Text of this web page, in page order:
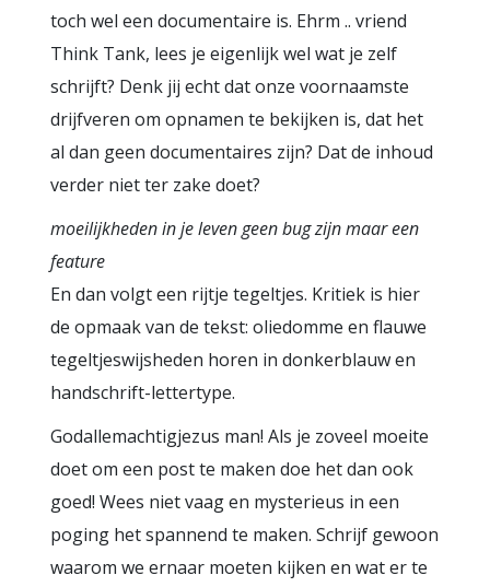
toch wel een documentaire is. Ehrm .. vriend
Think Tank, lees je eigenlijk wel wat je zelf
schrijft? Denk jij echt dat onze voornaamste
drijfveren om opnamen te bekijken is, dat het
al dan geen documentaires zijn? Dat de inhoud
verder niet ter zake doet?
moeilijkheden in je leven geen bug zijn maar een
feature
En dan volgt een rijtje tegeltjes. Kritiek is hier
de opmaak van de tekst: oliedomme en flauwe
tegeltjeswijsheden horen in donkerblauw en
handschrift-lettertype.
Godallemachtigjezus man! Als je zoveel moeite
doet om een post te maken doe het dan ook
goed! Wees niet vaag en mysterieus in een
poging het spannend te maken. Schrijf gewoon
waarom we ernaar moeten kijken en wat er te